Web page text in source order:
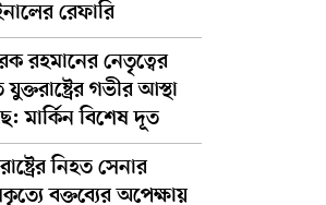
রেফারি
রহমানের নেতৃত্বের
যুক্তরাষ্ট্রের গভীর আস্থা
মার্কিন বিশেষ দূত
নিহত সেনার
বক্তব্যের অপেক্ষায়